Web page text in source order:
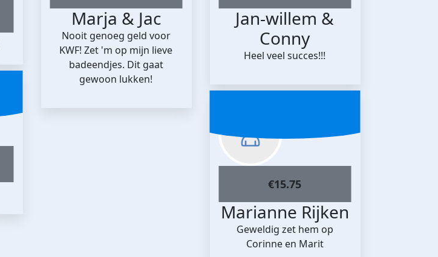
Marja & Jac
Nooit genoeg geld voor
KWF! Zet 'm op mijn lieve
badeendjes. Dit gaat
gewoon lukken!
Jan-willem &
Conny
Heel veel succes!!!
€15.75
Marianne Rijken
Geweldig zet hem op
Corinne en Marit